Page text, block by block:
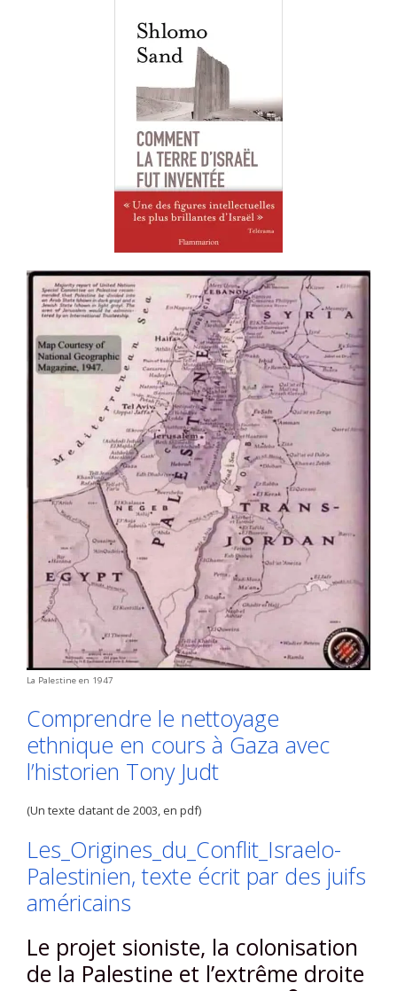
La Palestine en 1947
Comprendre le nettoyage
ethnique en cours à Gaza avec
l’historien Tony Judt
(Un texte datant de 2003, en pdf)
Les_Origines_du_Conflit_Israelo-
Palestinien, texte écrit par des juifs
américains
Le projet sioniste, la colonisation
de la Palestine et l’extrême droite